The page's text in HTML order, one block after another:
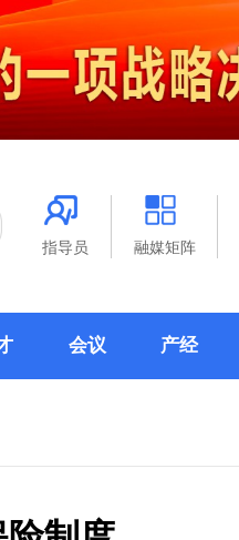
指导员 融媒矩阵
会议 产经